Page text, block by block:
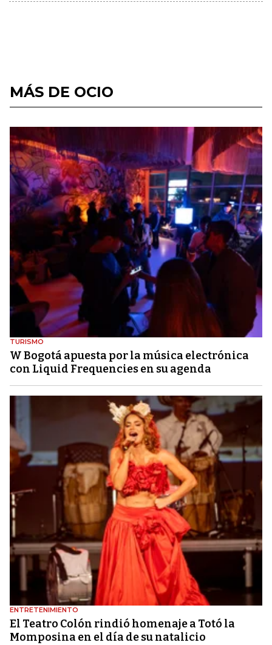
MÁS DE OCIO
TURISMO
W Bogotá apuesta por la música electrónica
con Liquid Frequencies en su agenda
ENTRETENIMIENTO
El Teatro Colón rindió homenaje a Totó la
Momposina en el día de su natalicio